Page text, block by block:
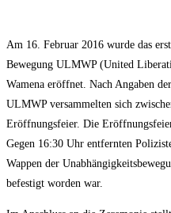
Am 16. Februar 2016 wurde das
Bewegung ULMWP (United
Wamena eröffnet. Nach Angaben
ULMWP versammelten sich
Eröffnungsfeier. Die
Gegen 16:30 Uhr entfernten
Wappen der
befestigt worden war.